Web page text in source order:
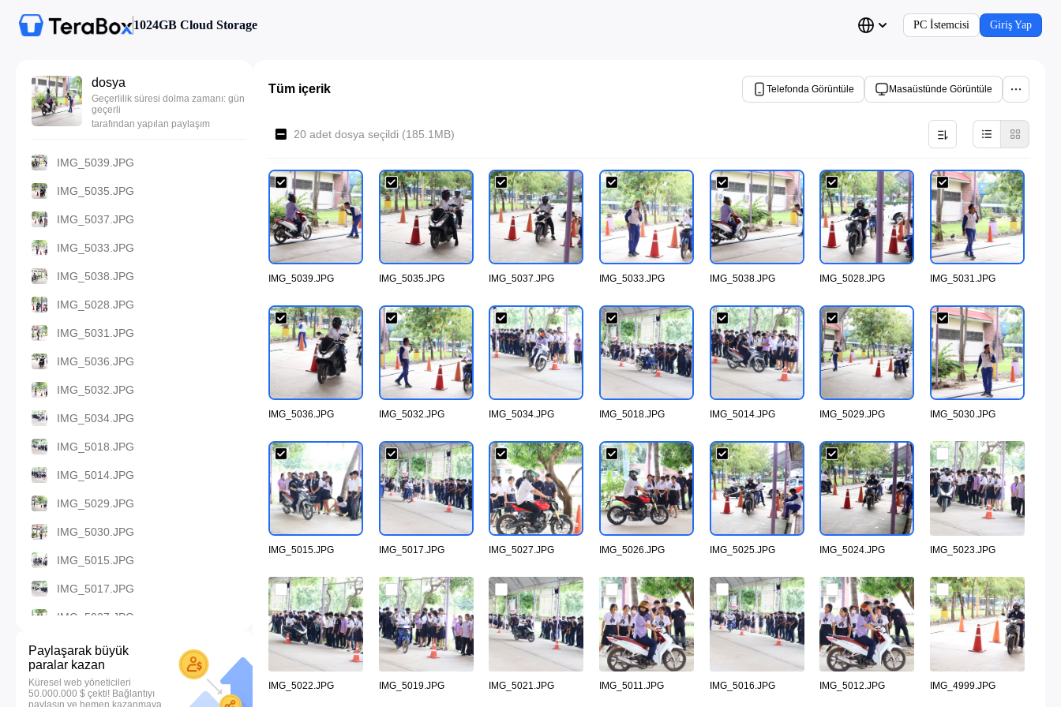
1024GB Cloud Storage PC İstemcisi Giriş Yap
dosya
Geçerlilik süresi dolma zamanı: gün
geçerli
tarafından yapılan paylaşım
IMG_5039.JPG
IMG_5035.JPG
IMG_5037.JPG
IMG_5033.JPG
IMG_5038.JPG
IMG_5028.JPG
IMG_5031.JPG
IMG_5036.JPG
IMG_5032.JPG
IMG_5034.JPG
IMG_5018.JPG
IMG_5014.JPG
IMG_5029.JPG
IMG_5030.JPG
IMG_5015.JPG
IMG_5017.JPG
IMG_5027.JPG
IMG_5026.JPG
IMG_5024.JPG
Paylaşarak büyük
paralar kazan
Küresel web yöneticileri
50.000.000 $ çekti! Bağlantıyı
paylaşın ve hemen kazanmaya
Tüm içerik Telefonda Görüntüle Masaüstünde Görüntüle
20 adet dosya seçildi (185.1MB)
IMG_5039.JPG IMG_5035.JPG IMG_5037.JPG IMG_5033.JPG IMG_5038.JPG IMG_5028.JPG IMG_5031.JPG
IMG_5036.JPG IMG_5032.JPG IMG_5034.JPG IMG_5018.JPG IMG_5014.JPG IMG_5029.JPG IMG_5030.JPG
IMG_5015.JPG IMG_5017.JPG IMG_5027.JPG IMG_5026.JPG IMG_5025.JPG IMG_5024.JPG IMG_5023.JPG
IMG_5022.JPG IMG_5019.JPG IMG_5021.JPG IMG_5011.JPG IMG_5016.JPG IMG_5012.JPG IMG_4999.JPG